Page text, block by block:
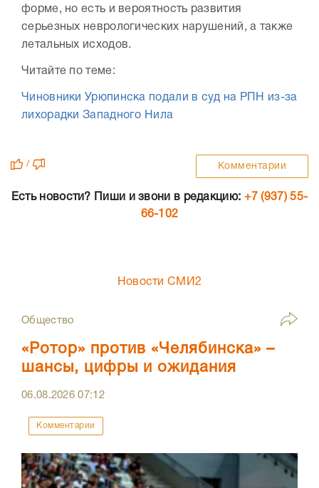
форме, но есть и вероятность развития
серьезных неврологических нарушений, а также
летальных исходов.
Читайте по теме:
Чиновники Урюпинска подали в суд на РПН из-за
лихорадки Западного Нила
/ Комментарии
Есть новости? Пиши и звони в редакцию: +7 (937) 55-
66-102
Новости СМИ2
Общество
«Ротор» против «Челябинска» –
шансы, цифры и ожидания
06.08.202607:12
Комментарии